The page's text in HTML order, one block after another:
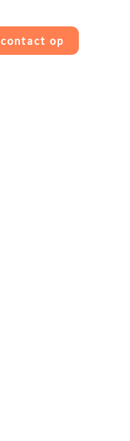
contact op